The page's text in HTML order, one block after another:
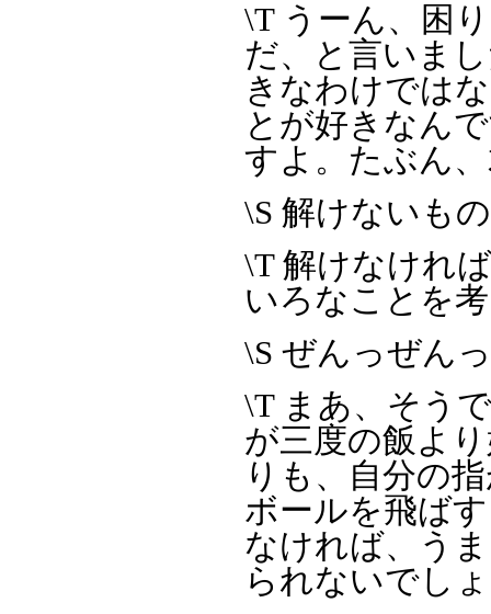
\T うーん、困
だ、と言いま
きなわけでは
とが好きなん
すよ。たぶん
\S 解けないも
\T 解けなけれ
いろなことを
\S ぜんっぜん
\T まあ、そう
が三度の飯よ
りも、自分の
ボールを飛ば
なければ、う
られないでし